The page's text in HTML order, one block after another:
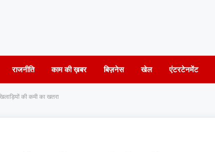
राजनीति काम की ख़बर बिज़नेस खेल एंटरटेनमेंट
की कमी का खतरा